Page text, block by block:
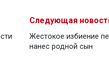
Следующая
Жестокое избиение
нанес родной сын